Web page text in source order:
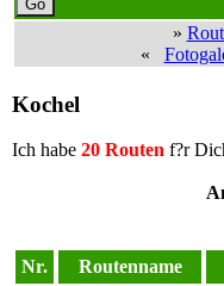
»
«
Kochel
Ich habe 20 Routen f?r
Nr. Routenname